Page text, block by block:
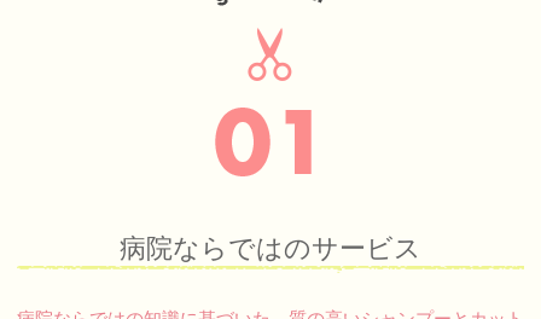
病院ならではのサービス